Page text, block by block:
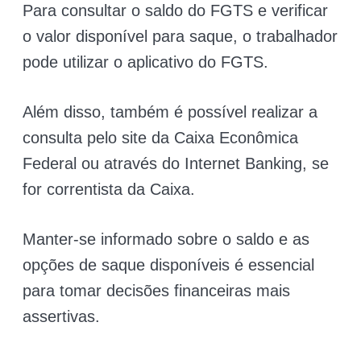
Para consultar o saldo do FGTS e verificar
o valor disponível para saque, o trabalhador
pode utilizar o aplicativo do FGTS.
Além disso, também é possível realizar a
consulta pelo site da Caixa Econômica
Federal ou através do Internet Banking, se
for correntista da Caixa.
Manter-se informado sobre o saldo e as
opções de saque disponíveis é essencial
para tomar decisões financeiras mais
assertivas.